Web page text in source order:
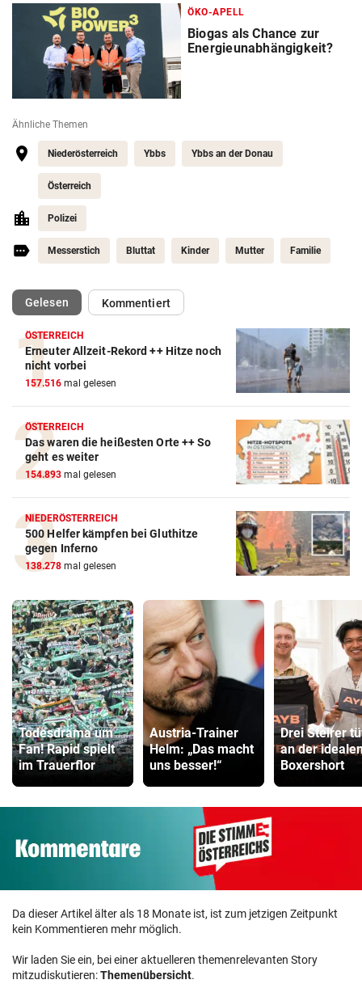
ÖKO-APELL
Biogas als Chance zur
Energieunabhängigkeit?
Ähnliche Themen
Niederösterreich Ybbs Ybbs an der Donau
Österreich
Polizei
Messerstich Bluttat Kinder Mutter Familie
Gelesen(ausgewählt)Kommentiert
ÖSTERREICH
Erneuter Allzeit-Rekord ++ Hitze noch
nicht vorbei
157.516 mal gelesen
ÖSTERREICH
Das waren die heißesten Orte ++ So
geht es weiter
154.893 mal gelesen
NIEDERÖSTERREICH
500 Helfer kämpfen bei Gluthitze
gegen Inferno
138.278 mal gelesen
Todesdrama um
Fan! Rapid spielt
im Trauerflor
Austria-Trainer
Helm: „Das macht
uns besser!“
Drei Steirer
an der
Boxershort
Da dieser Artikel älter als 18 Monate ist, ist zum jetzigen Zeitpunkt
kein Kommentieren mehr möglich.
Wir laden Sie ein, bei einer aktuelleren themenrelevanten Story
mitzudiskutieren:Themenübersicht.